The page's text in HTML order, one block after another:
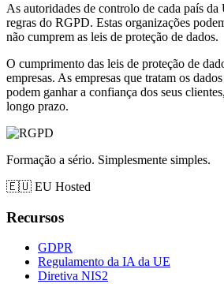
As autoridades de controlo de cada país
regras do RGPD. Estas organizações
não cumprem as leis de proteção de dados.
O cumprimento das leis de proteção de
empresas. As empresas que tratam os
podem ganhar a confiança dos seus
longo prazo.
Formação a sério. Simplesmente simples.
🇪🇺 EU Hosted
Recursos
GDPR
Regulamento da IA da UE
Diretiva NIS2